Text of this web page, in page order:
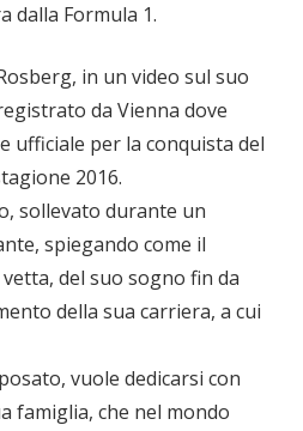
dalla Formula 1.
in un video sul suo
da Vienna dove
ufficiale per la conquista del
2016.
sollevato durante un
spiegando come il
del suo sogno fin da
della sua carriera, a cui
vuole dedicarsi con
famiglia, che nel mondo